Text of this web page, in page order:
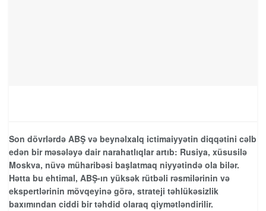
Son dövrlərdə ABŞ və beynəlxalq ictimaiyyətin diqqətini cəlb
edən bir məsələyə dair narahatlıqlar artıb: Rusiya, xüsusilə
Moskva, nüvə müharibəsi başlatmaq niyyətində ola bilər.
Hətta bu ehtimal, ABŞ-ın yüksək rütbəli rəsmilərinin və
ekspertlərinin mövqeyinə görə, strateji təhlükəsizlik
baxımından ciddi bir təhdid olaraq qiymətləndirilir.